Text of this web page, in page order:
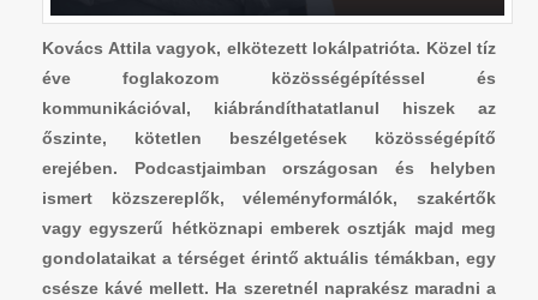
Kovács Attila vagyok, elkötezett lokálpatrióta. Közel tíz
éve foglakozom közösségépítéssel és
kommunikációval, kiábrándíthatatlanul hiszek az
őszinte, kötetlen beszélgetések közösségépítő
erejében. Podcastjaimban országosan és helyben
ismert közszereplők, véleményformálók, szakértők
vagy egyszerű hétköznapi emberek osztják majd meg
gondolataikat a térséget érintő aktuális témákban, egy
csésze kávé mellett. Ha szeretnél naprakész maradni a